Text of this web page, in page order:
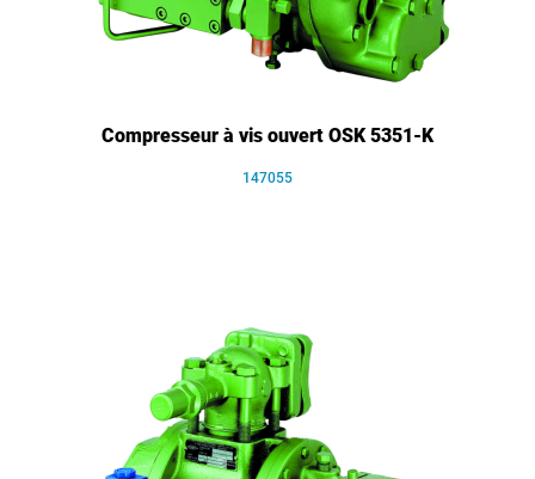
Compresseur à vis ouvert OSK 5351-K
147055